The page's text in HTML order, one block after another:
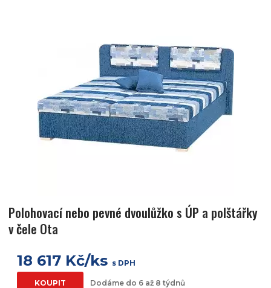
Polohovací nebo pevné dvoulůžko s ÚP a polštářky
v čele Ota
18 617 Kč/ks s DPH
KOUPIT Dodáme do 6 až 8 týdnů